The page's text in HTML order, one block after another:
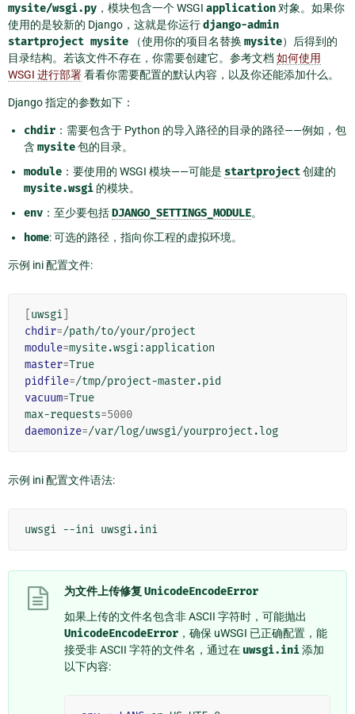
mysite/wsgi.py ，模块包含一个 WSGI application 对象。如果你
使用的是较新的 Django，这就是你运行django-admin
startproject mysite （使用你的项目名替换 mysite）后得到的
目录结构。若该文件不存在，你需要创建它。参考文档 如何使用
WSGI 进行部署看看你需要配置的默认内容，以及你还能添加什么。
Django 指定的参数如下：
chdir ：需要包含于 Python 的导入路径的目录的路径——例如，包
含 mysite包的目录。
module ：要使用的 WSGI 模块——可能是 startproject创建的
mysite.wsgi 的模块。
env ：至少要包括DJANGO_SETTINGS_MODULE。
home: 可选的路径，指向你工程的虚拟环境。
示例 ini 配置文件:
uwsgi
chdir=
module=
master=
pidfile=
vacuum=True
max-requests=5000
daemonize=
示例 ini 配置文件语法:
为文件上传修复 UnicodeEncodeError
如果上传的文件名包含非 ASCII 字符时，可能抛出
UnicodeEncodeError ，确保 uWSGI 已正确配置，能
接受非 ASCII 字符的文件名，通过在 uwsgi.ini添加
以下内容: